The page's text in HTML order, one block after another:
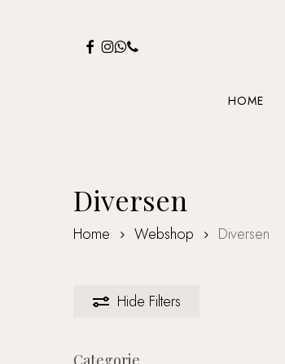
FACEBOOK
INSTAGRAM
WHATSAPP
PHONE
HOME
Diversen
Home Webshop Diversen
Hide Filters
Categorie